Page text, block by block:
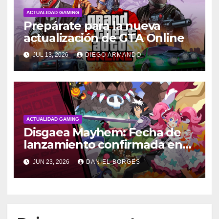
ACTUALIDAD GAMING
Prepárate para la nueva
actualización de GTA Online
JUL 13, 2026 DIEGO ARMANDO
ACTUALIDAD GAMING
Disgaea Mayhem: Fecha de
lanzamiento confirmada en
Occidente
JUN 23, 2026 DANIEL BORGES